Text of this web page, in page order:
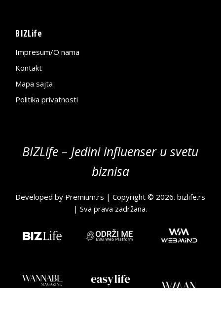
BIZLife
Impresum/O nama
Kontakt
Mapa sajta
Politika privatnosti
BIZLife – Jedini influenser u svetu
biznisa
Developed by Premium.rs | Copyright © 2026.bizlife.rs
| Sva prava zadržana.